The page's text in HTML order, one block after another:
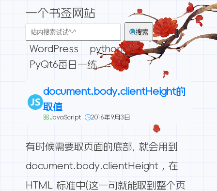
一个书签网站
搜索
WordPress
python
PyQt6每日一练
document.body.clientHeight的
取值
JavaScript 2016年9月3日
有时候需要取页面的底部, 就会用到
document.body.clientHeight , 在
HTML 标准中(这一句就能取到整个页